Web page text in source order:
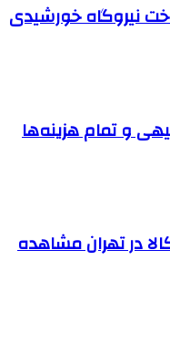
نیروگاه خورشیدی
و تمام هزینه‌ها
در تهران مشاهده